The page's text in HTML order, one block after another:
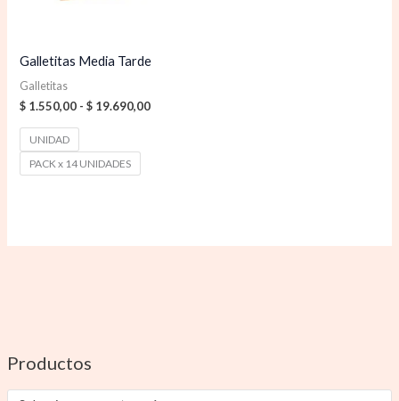
Productos
Galletitas Media Tarde
Galletitas
$ 1.550,00 - $ 19.690,00
UNIDAD
PACK x 14 UNIDADES